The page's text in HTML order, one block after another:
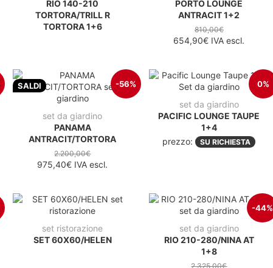
RIO 140-210
TORTORA/TRILL R
TORTORA 1+6
PORTO LOUNGE
ANTRACIT 1+2
810,00€
654,90€ IVA escl.
SALDI -56%
set da giardino
PANAMA
ANTRACIT/TORTORA
2.200,00€
975,40€ IVA escl.
0%
set da giardino
PACIFIC LOUNGE TAUPE
1+4
prezzo: SU RICHIESTA
set ristorazione
SET 60X60/HELEN
-44%
set da giardino
RIO 210-280/NINA AT
1+8
2.325,00€